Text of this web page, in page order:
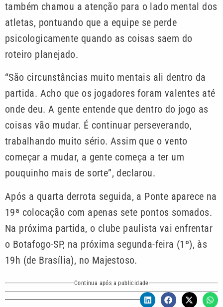
também chamou a atenção para o lado mental dos
atletas, pontuando que a equipe se perde
psicologicamente quando as coisas saem do
roteiro planejado.
“São circunstâncias muito mentais ali dentro da
partida. Acho que os jogadores foram valentes até
onde deu. A gente entende que dentro do jogo as
coisas vão mudar. É continuar perseverando,
trabalhando muito sério. Assim que o vento
começar a mudar, a gente começa a ter um
pouquinho mais de sorte”, declarou.
Após a quarta derrota seguida, a Ponte aparece na
19ª colocação com apenas sete pontos somados.
Na próxima partida, o clube paulista vai enfrentar
o Botafogo-SP, na próxima segunda-feira (1º), às
19h (de Brasília), no Majestoso.
Continua após a publicidade